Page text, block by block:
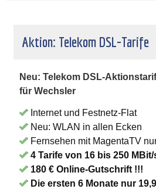
Aktion: Telekom DSL-Tarife
Neu: Telekom DSL-
für Wechsler
Internet und Festnetz-Flat
Neu: WLAN in allen Ecken
Fernsehen mit MagentaTV
4 Tarife von 16 bis 250 MBit/
180 € Online-Gutschrift !!!
Die ersten 6 Monate nur